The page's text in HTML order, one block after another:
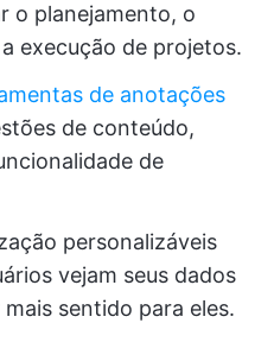
o planejamento, o
execução de projetos.
de anotações
de conteúdo,
de
personalizáveis
vejam seus dados
sentido para eles.